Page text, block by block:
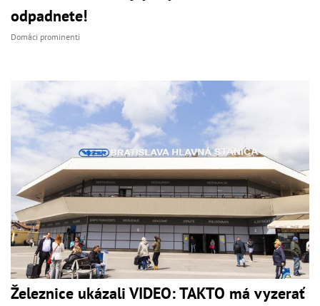
odpadnete!
Domáci prominenti
Železnice ukázali VIDEO: TAKTO má vyzerať